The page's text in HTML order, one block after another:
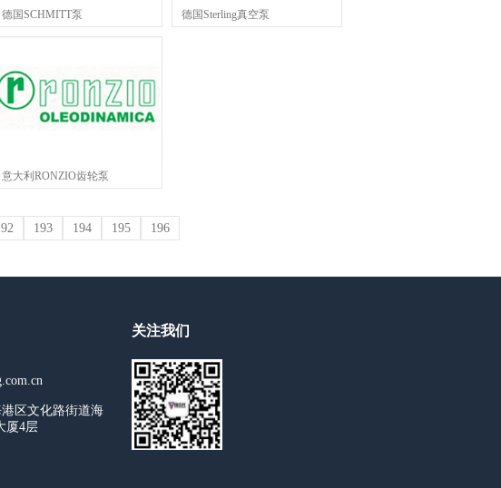
德国SCHMITT泵 德国Sterling真空泵
意大利RONZIO齿轮泵
193 194 195 196
区文化路街道海
厦4层
关注我们